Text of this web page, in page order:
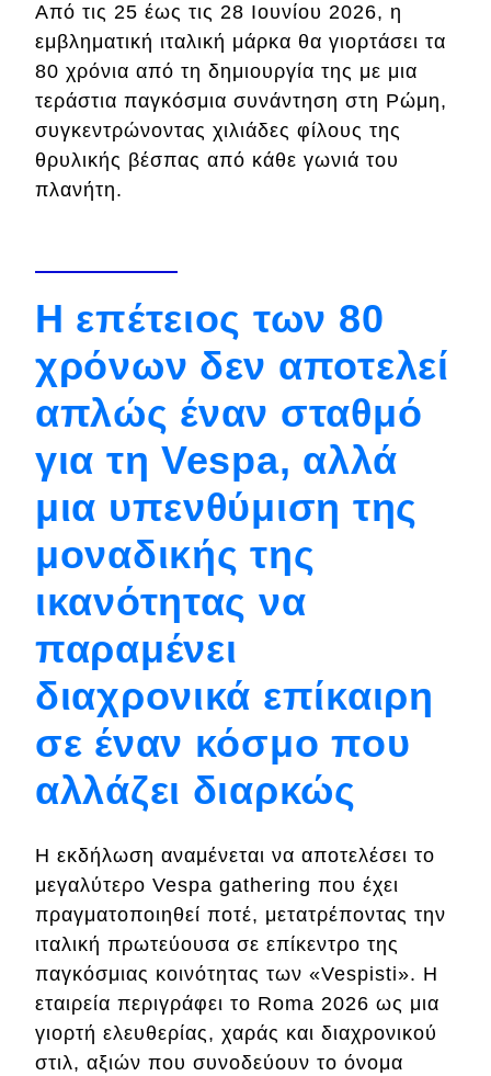
Πρωτότυπα
Ελλάδα
Κόσμος
Τεχνολογία
Ασφάλεια
Απόψεις
Test Drive
Δοκιμή
Αποστολή
Συγκρίνουμε
Αγώνες
Formula 1
WRC
Motorsport
Eco
Τεχνολογία
Mobility
Σταθμοί φόρτισης
Classic
Από τις 25 έως τις 28 Ιουνίου 2026, η
εμβληματική ιταλική μάρκα θα γιορτάσει τα
80 χρόνια από τη δημιουργία της με μια
τεράστια παγκόσμια συνάντηση στη Ρώμη,
συγκεντρώνοντας χιλιάδες φίλους της
θρυλικής βέσπας από κάθε γωνιά του
πλανήτη.
Η επέτειος των 80
χρόνων δεν αποτελεί
απλώς έναν σταθμό
για τη Vespa, αλλά
μια υπενθύμιση της
μοναδικής της
ικανότητας να
παραμένει
διαχρονικά επίκαιρη
σε έναν κόσμο που
αλλάζει διαρκώς
Η εκδήλωση αναμένεται να αποτελέσει το
μεγαλύτερο Vespa gathering που έχει
πραγματοποιηθεί ποτέ, μετατρέποντας την
ιταλική πρωτεύουσα σε επίκεντρο της
παγκόσμιας κοινότητας των «Vespisti». Η
εταιρεία περιγράφει το Roma 2026 ως μια
γιορτή ελευθερίας, χαράς και διαχρονικού
στιλ, αξιών που συνοδεύουν το όνομα